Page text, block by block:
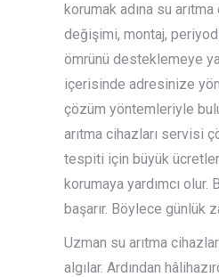
korumak adına su
değişimi, montaj,
ömrünü desteklemeye
içerisinde adresinize
çözüm yöntemleriyle
arıtma cihazları servisi
tespiti için büyük
korumaya yardımcı
başarır. Böylece günlük
Uzman su arıtma
algılar. Ardından